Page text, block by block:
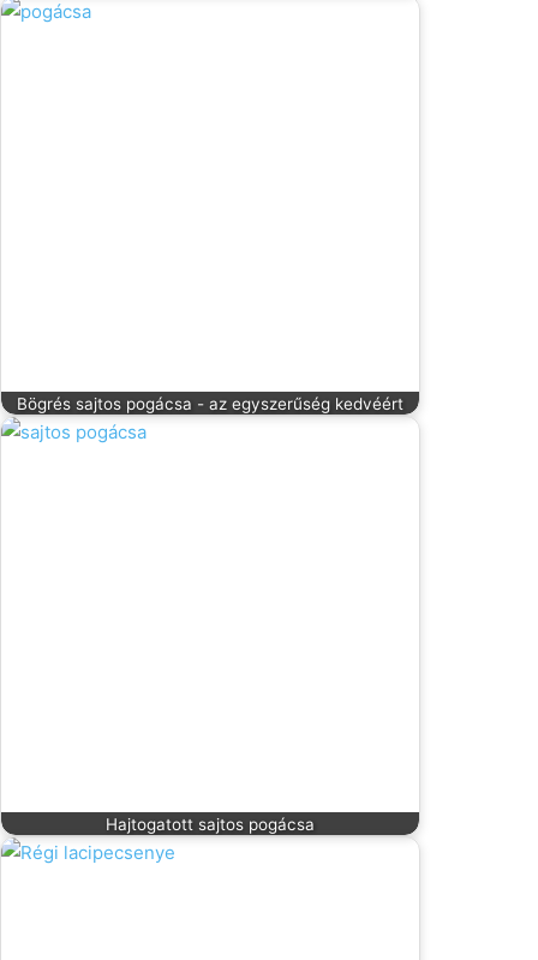
Bögrés sajtos pogácsa - az egyszerűség kedvéért
Hajtogatott sajtos pogácsa